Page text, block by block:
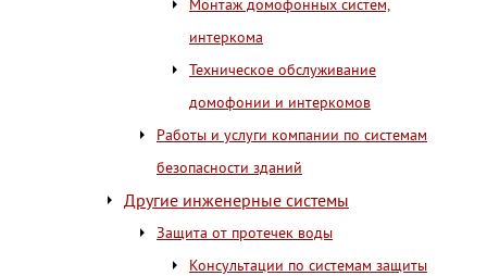
Монтаж домофонных систем,
интеркома
Техническое обслуживание
домофонии и интеркомов
Работы и услуги компании по системам
безопасности зданий
Другие инженерные системы
Защита от протечек воды
Консультации по системам защиты